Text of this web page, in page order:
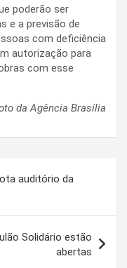
poderão ser
e a previsão de
com deficiência
autorização para
com esse
da Agência Brasília
auditório da
Solidário estão
abertas